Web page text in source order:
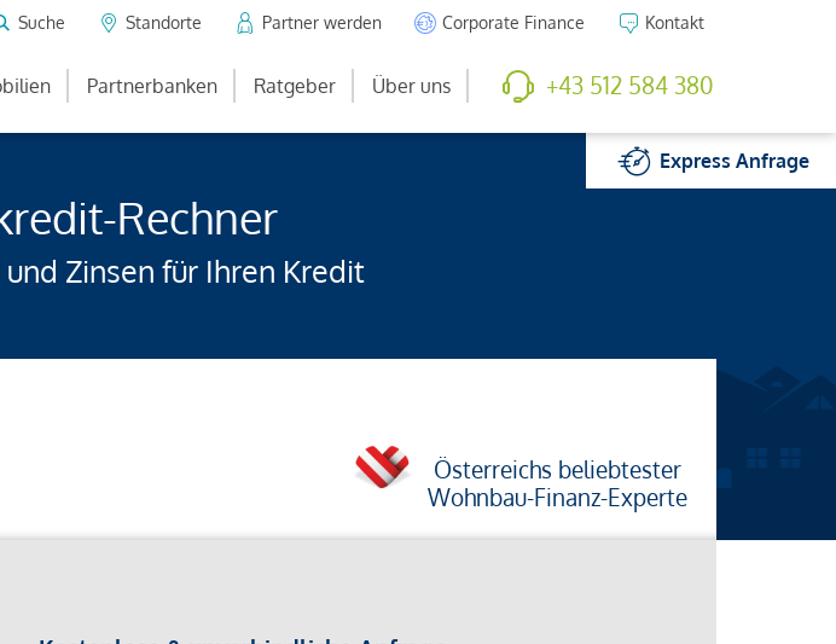
Suche Standorte Partner werden Corporate Finance Kontakt
Partnerbanken Ratgeber Über uns +43 512 584 380
ExpressAnfrage
Rechner
Zinsen für Ihren Kredit
Österreichs beliebtester
Wohnbau-Finanz-Experte